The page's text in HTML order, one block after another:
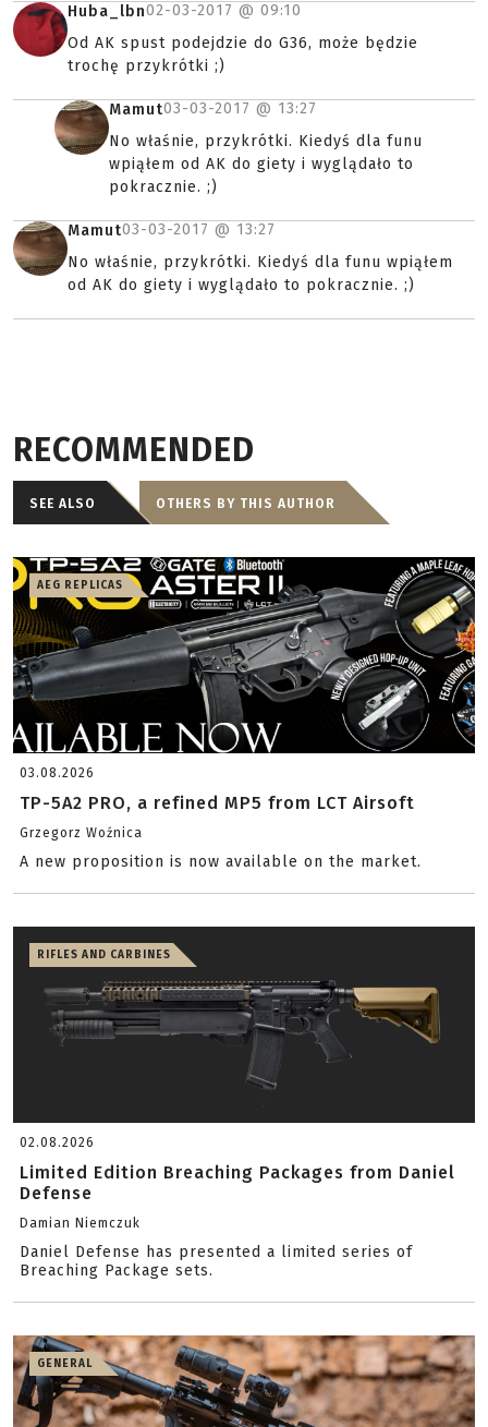
Huba_lbn02-03-2017 @ 09:10
Od AK spust podejdzie do G36, może będzie
trochę przykrótki ;)
Mamut03-03-2017 @ 13:27
No właśnie, przykrótki. Kiedyś dla funu
wpiąłem od AK do giety i wyglądało to
pokracznie. ;)
Mamut03-03-2017 @ 13:27
No właśnie, przykrótki. Kiedyś dla funu wpiąłem
od AK do giety i wyglądało to pokracznie. ;)
RECOMMENDED
SEE ALSO OTHERS BY THIS AUTHOR
AEG REPLICAS
03.08.2026
TP-5A2 PRO, a refined MP5 from LCT Airsoft
Grzegorz Woźnica
A new proposition is now available on the market.
RIFLES AND CARBINES
02.08.2026
Limited Edition Breaching Packages from Daniel
Defense
Damian Niemczuk
Daniel Defense has presented a limited series of
Breaching Package sets.
GENERAL